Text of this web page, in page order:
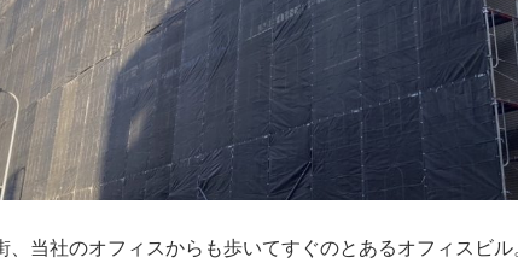
当社のオフィスからも歩いてすぐのとあるオフィスビル